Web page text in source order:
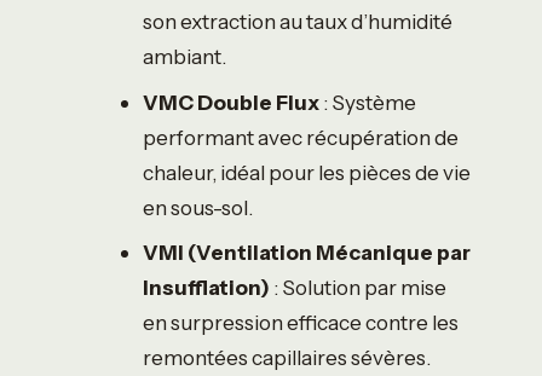
son extraction au taux d’humidité
ambiant.
VMC Double Flux: Système
performant avec récupération de
chaleur, idéal pour les pièces de vie
en sous-sol.
VMI (Ventilation Mécanique par
Insufflation) : Solution par mise
en surpression efficace contre les
remontées capillaires sévères.